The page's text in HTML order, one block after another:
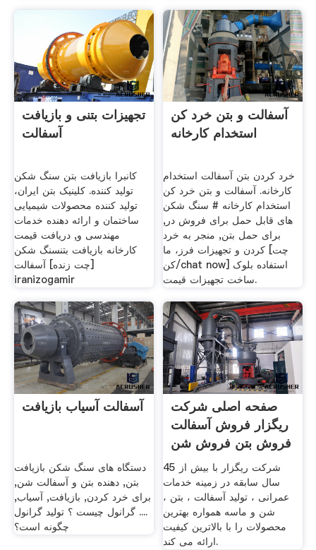
تجهیزات بتنی و بازیافت
آسفالت
کانبرا بازیافت بتن سنگ شکن
تولید کننده. کلینیک بتن ایران،
تولید کننده محصولات شیمیایی
ساختمان و ارائه دهنده خدمات
مهندسی و, دریافت قیمت
کارخانه بازیافت بتنسنگ شکن
[چت زنده] آسفالت
iranizogamir
آسفالت و بتن خرد کن
استخدام کارخانه
خرد کردن بتن آسفالت استخدام
کارخانه. آسفالت و بتن خرد کن
استخدام کارخانه # سنگ شکن
های قابل حمل برای فروش در,
برای حمل بتن, منجر به خرد
کردن و تجهیزات فرز، ما [چت
کن/chat now] استفاده بلوک
ساخت تجهیزات قیمت.
آسفالت آسیاب بازیافت
دستگاه های سنگ شکن بازیافت
بتن, دهنده بتن و آسفالت شن,
برای خرد کردن, بازیافت, آسیاب,
.... گرانول چیست ؟ تولید گرانول
چگونه است؟
صفحه اصلی شرکت
ریگزار فروش آسفالت
فروش بتن فروش شن
...
شرکت ریگزار با بیش از 45
سال سابقه در زمینه خدمات
عمرانی ، تولید آسفالت ، بتن ،
شن و ماسه همواره بهترین
محصولات را با بالاترین کیفیت
ارائه می کند.